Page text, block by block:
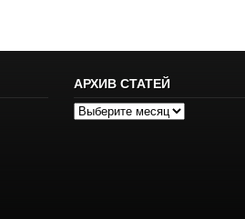
АРХИВ СТАТЕЙ
Архив